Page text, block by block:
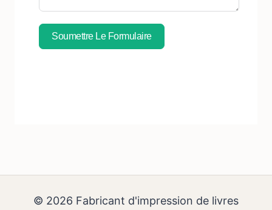
Soumettre Le Formulaire
© 2026 Fabricant d'impression de livres